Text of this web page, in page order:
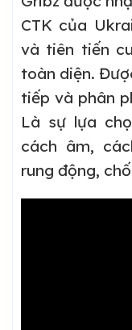
CTK của
và tiên tiến
toàn diện.
tiếp và phân
Là sự lựa
cách âm,
rung động,